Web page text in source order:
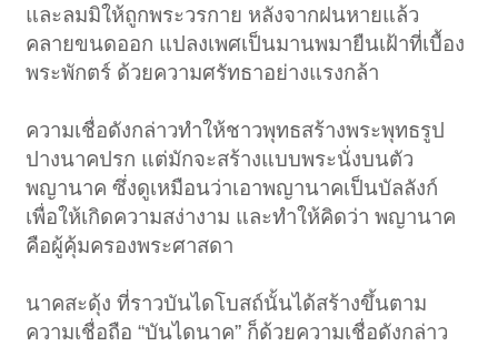
และลมมิให้ถูกพระวรกาย หลังจากฝนหายแล้ว
คลายขนดออก แปลงเพศเป็นมานพมายืนเฝ้าที่เบื้อง
พระพักตร์ ด้วยความศรัทธาอย่างแรงกล้า
ความเชื่อดังกล่าวทำให้ชาวพุทธสร้างพระพุทธรูป
ปางนาคปรก แต่มักจะสร้างแบบพระนั่งบนตัว
พญานาค ซึ่งดูเหมือนว่าเอาพญานาคเป็นบัลลังก์
เพื่อให้เกิดความสง่างาม และทำให้คิดว่า พญานาค
คือผู้คุ้มครองพระศาสดา
นาคสะดุ้ง ที่ราวบันไดโบสถ์นั้นได้สร้างขึ้นตาม
ความเชื่อถือ “บันไดนาค” ก็ด้วยความเชื่อดังกล่าว